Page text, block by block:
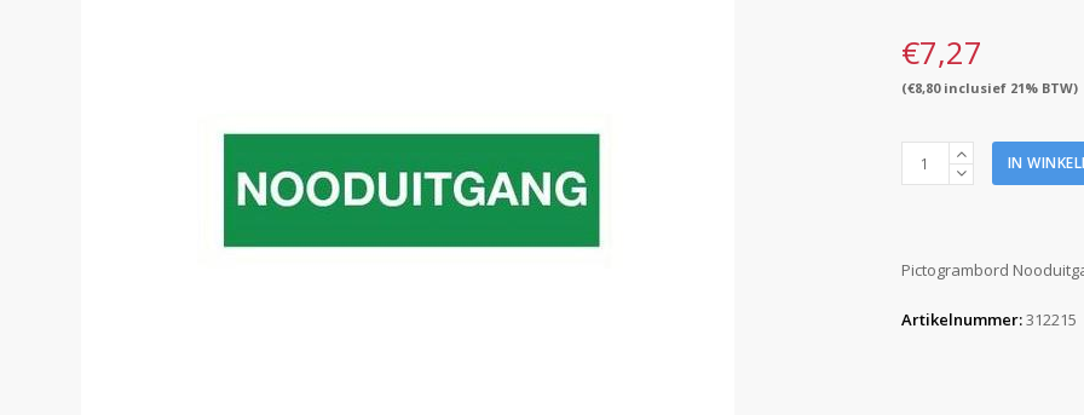
€7,27
(€8,80inclusief 21% BTW)
Pictogram
bord
IN
Pictogrambord
Artikelnummer:312215